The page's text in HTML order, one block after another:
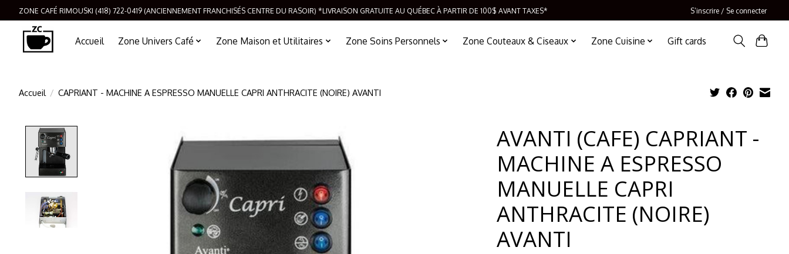
ZONE CAFÉ RIMOUSKI (418) 722-0419 (ANCIENNEMENT FRANCHISÉS CENTRE DU RASOIR) *LIVRAISON GRATUITE AU QUÉBEC À PARTIR DE 100$ AVANT TAXES* S’inscrire / Se connecter
Accueil Zone Univers Café Zone Maison et Utilitaires Zone Soins Personnels Zone Couteaux & Ciseaux Zone Cuisine Gift cards
Accueil / CAPRIANT - MACHINE A ESPRESSO MANUELLE CAPRI ANTHRACITE (NOIRE) AVANTI
AVANTI (CAFE) CAPRIANT -
MACHINE A ESPRESSO
MANUELLE CAPRI
ANTHRACITE (NOIRE)
AVANTI